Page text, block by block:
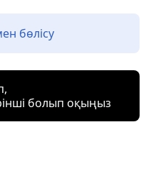
бөлісу
болып оқыңыз